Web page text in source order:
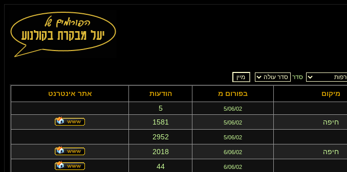
סדר
מיקום בפורום מ הודעות
אתר אינטרנט
5/06/02
5
חיפה 5/06/02
1581
5/06/02
2952
חיפה 6/06/02
2018
6/06/02
44